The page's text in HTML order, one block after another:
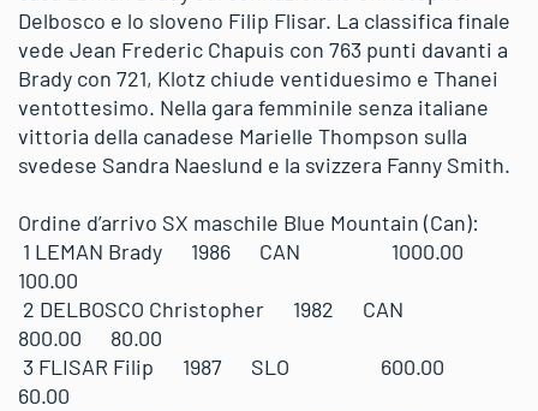
Delbosco e lo sloveno Filip Flisar. La classifica finale
vede Jean Frederic Chapuis con 763 punti davanti a
Brady con 721, Klotz chiude ventiduesimo e Thanei
ventottesimo. Nella gara femminile senza italiane
vittoria della canadese Marielle Thompson sulla
svedese Sandra Naeslund e la svizzera Fanny Smith.
Ordine d’arrivo SX maschile Blue Mountain (Can):
1 LEMAN Brady 1986 CAN 1000.00
100.00
2 DELBOSCO Christopher 1982 CAN
800.00 80.00
3 FLISAR Filip 1987 SLO 600.00
60.00